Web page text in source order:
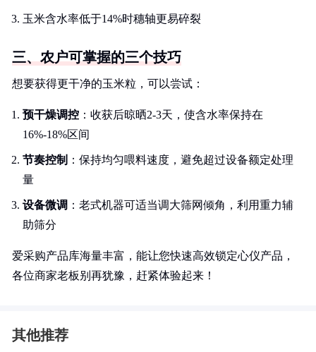
玉米含水率低于14%时穗轴更易碎裂
三、农户可掌握的三个技巧
想要获得更干净的玉米粒，可以尝试：
预干燥调控 ：收获后晾晒2-3天，使含水率保持在
16%-18%区间
节奏控制 ：保持均匀喂料速度，避免超过设备额定处理
量
设备微调 ：老式机器可适当调大筛网倾角，利用重力辅
助筛分
爱采购产品库海量丰富，能让您快速高效锁定心仪产品，
各位商家老板别再犹豫，赶紧体验起来！
其他推荐